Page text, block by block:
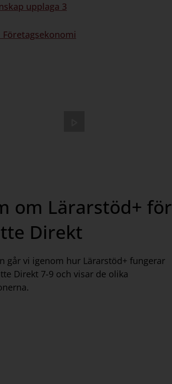
upplaga 3
om Lärarstöd+ för
Direkt
går vi igenom hur Lärarstöd+ fungerar
Direkt 7-9 och visar de olika